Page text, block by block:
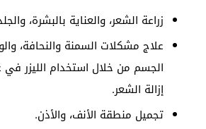
زراعة الشعر، والعناية بالبشرة،
علاج مشكلات السمنة والنحافة،
الجسم من خلال استخدام الليزر في
إزالة الشعر.
تجميل منطقة الأنف، والأذن.